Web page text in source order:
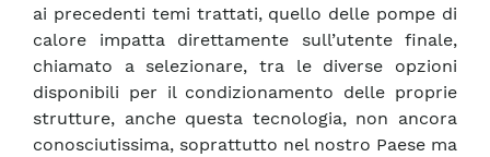
ai precedenti temi trattati, quello delle pompe di
calore impatta direttamente sull’utente finale,
chiamato a selezionare, tra le diverse opzioni
disponibili per il condizionamento delle proprie
strutture, anche questa tecnologia, non ancora
conosciutissima, soprattutto nel nostro Paese ma